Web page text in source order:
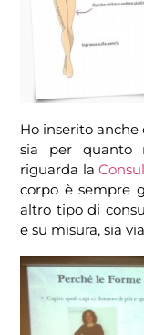
Ho inserito
sia per quanto
riguarda la
corpo è sempre
altro tipo di
e su misura, sia